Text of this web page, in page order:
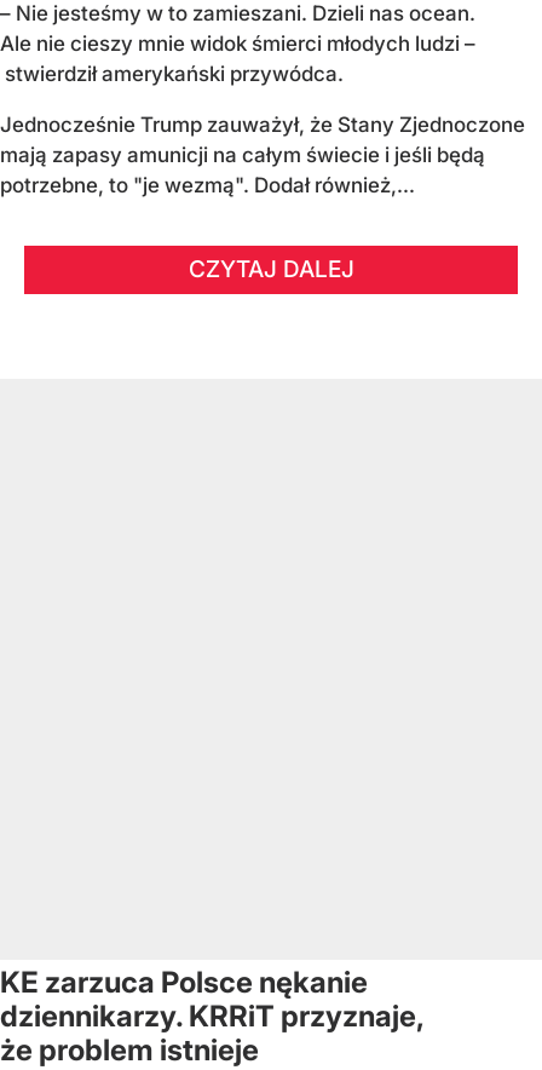
– Nie jesteśmy w to zamieszani. Dzieli nas ocean.
Ale nie cieszy mnie widok śmierci młodych ludzi –
stwierdził amerykański przywódca.
Jednocześnie Trump zauważył, że Stany Zjednoczone
mają zapasy amunicji na całym świecie i jeśli będą
potrzebne, to "je wezmą". Dodał również,...
CZYTAJ DALEJ
KE zarzuca Polsce nękanie
dziennikarzy. KRRiT przyznaje,
że problem istnieje